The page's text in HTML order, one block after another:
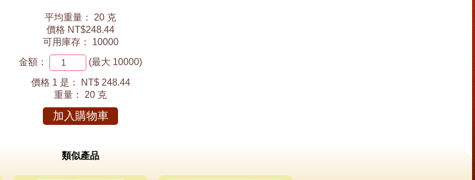
平均重量： 20 克
價格 NT$248.44
可用庫存： 10000
金額： (最大 10000)
價格 1 是：
NT$ 248.44
重量： 20 克
加入購物車
類似產品